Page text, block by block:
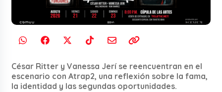
César Ritter y Vanessa Jerí se reencuentran en el
escenario con Atrap2, una reflexión sobre la fama,
la identidad y las segundas oportunidades.